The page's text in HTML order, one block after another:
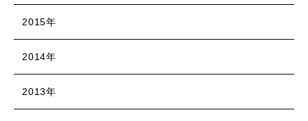
2015年
2014年
2013年